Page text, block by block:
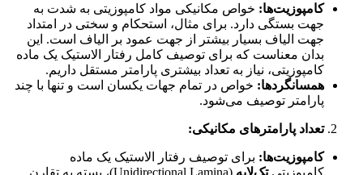
کامپوزیت‌ها: خواص مکانیکی مواد کامپوزیتی به شدت به
جهت بستگی دارد. برای مثال، استحکام و سختی در امتداد
جهت الیاف بسیار بیشتر از جهت عمود بر الیاف است. این
بدان معناست که برای توصیف کامل رفتار الاستیک یک ماده
کامپوزیتی، نیاز به تعداد بیشتری پارامتر مستقل داریم.
همسانگردها: خواص در تمام جهات یکسان است و تنها با چند
پارامتر توصیف می‌شود.
تعداد پارامترهای مکانیکی:
کامپوزیت‌ها: برای توصیف رفتار الاستیک یک ماده
کامپوزیتیتک‌لایه
(Unidirectional Lamina)، بسته به تقارن